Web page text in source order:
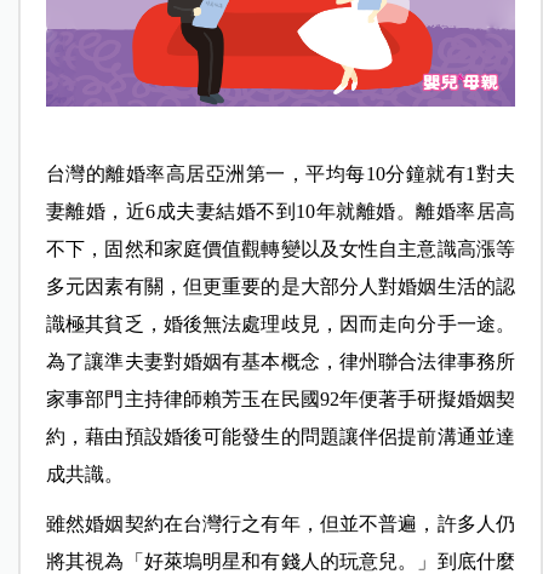
台灣的離婚率高居亞洲第一，平均每10分鐘就有1對夫
妻離婚，近6成夫妻結婚不到10年就離婚。離婚率居高
不下，固然和家庭價值觀轉變以及女性自主意識高漲等
多元因素有關，但更重要的是大部分人對婚姻生活的認
識極其貧乏，婚後無法處理歧見，因而走向分手一途。
為了讓準夫妻對婚姻有基本概念，律州聯合法律事務所
家事部門主持律師賴芳玉在民國92年便著手研擬婚姻契
約，藉由預設婚後可能發生的問題讓伴侶提前溝通並達
成共識。
雖然婚姻契約在台灣行之有年，但並不普遍，許多人仍
將其視為「好萊塢明星和有錢人的玩意兒。」到底什麼